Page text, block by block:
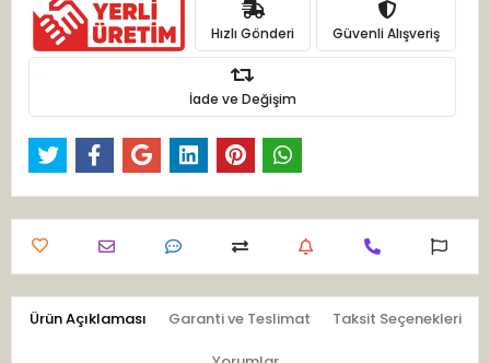
Hızlı Gönderi Güvenli Alışveriş
İade ve Değişim
Ürün Açıklaması Garanti ve Teslimat Taksit Seçenekleri